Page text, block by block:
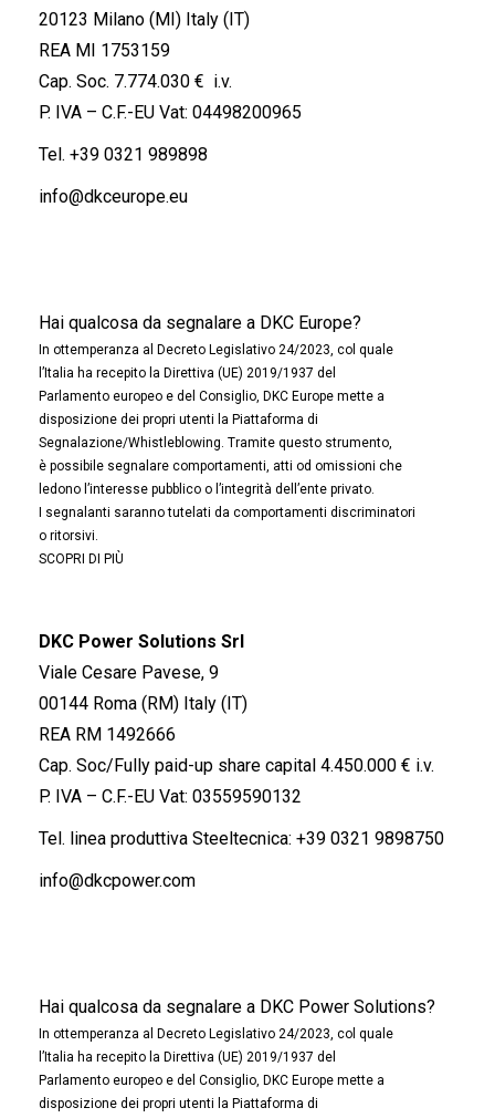
20123 Milano (MI) Italy (IT)
REA MI 1753159
Cap. Soc. 7.774.030 € i.v.
P. IVA – C.F.-EU Vat: 04498200965
Tel. +39 0321 989898
info@dkceurope.eu
Hai qualcosa da segnalare a DKC Europe?
In ottemperanza al Decreto Legislativo 24/2023, col quale
l’Italia ha recepito la Direttiva (UE) 2019/1937 del
Parlamento europeo e del Consiglio, DKC Europe mette a
disposizione dei propri utenti la Piattaforma di
Segnalazione/Whistleblowing. Tramite questo strumento,
è possibile segnalare comportamenti, atti od omissioni che
ledono l’interesse pubblico o l’integrità dell’ente privato.
I segnalanti saranno tutelati da comportamenti discriminatori
o ritorsivi.
SCOPRI DI PIÙ
DKC Power Solutions Srl
Viale Cesare Pavese, 9
00144 Roma (RM) Italy (IT)
REA RM 1492666
Cap. Soc/Fully paid-up share capital 4.450.000 € i.v.
P. IVA – C.F.-EU Vat: 03559590132
Tel. linea produttiva Steeltecnica: +39 0321 9898750
info@dkcpower.com
Hai qualcosa da segnalare a DKC Power Solutions?
In ottemperanza al Decreto Legislativo 24/2023, col quale
l’Italia ha recepito la Direttiva (UE) 2019/1937 del
Parlamento europeo e del Consiglio, DKC Europe mette a
disposizione dei propri utenti la Piattaforma di